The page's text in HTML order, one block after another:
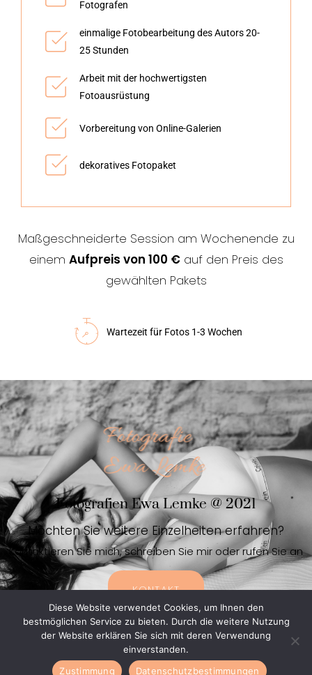
Fotografen
einmalige Fotobearbeitung des Autors 20-
25 Stunden
Arbeit mit der hochwertigsten
Fotoausrüstung
Vorbereitung von Online-Galerien
dekoratives Fotopaket
Maßgeschneiderte Session am Wochenende zu
einem Aufpreis von 100 €auf den Preis des
gewählten Pakets
Wartezeit für Fotos 1-3 Wochen
Fotografien Ewa Lemke @ 2021
Möchten Sie weitere Einzelheiten erfahren?
Kontaktieren Sie mich, schreiben Sie mir oder rufen Sie an
KONTAKT
COPYRIGHT © 2021 EWALEMKE | POLITYKA PRYWATNOŚCI| STRONA STWORZONA W
RAMACH PROJEKTU ATWI
Diese Website verwendet Cookies, um Ihnen den
bestmöglichen Service zu bieten. Durch die weitere Nutzung
der Website erklären Sie sich mit deren Verwendung
einverstanden.
Zustimmung
Datenschutzbestimmungen